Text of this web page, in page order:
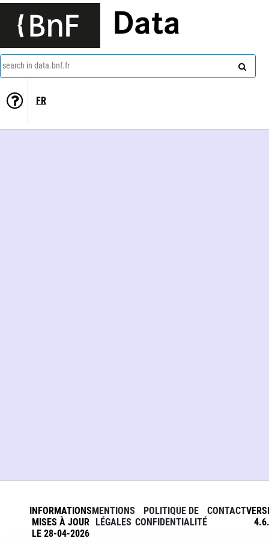
Data
search in data.bnf.fr
FR
INFORMATIONS
MISES À JOUR
LE 28-04-2026
MENTIONS
LÉGALES
POLITIQUE DE
CONFIDENTIALITÉ
CONTACT